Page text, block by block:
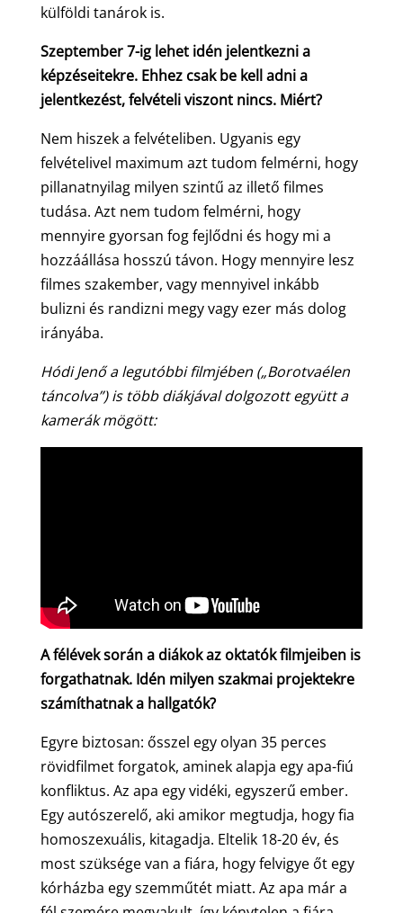
külföldi tanárok is.
Szeptember 7-ig lehet idén jelentkezni a
képzéseitekre. Ehhez csak be kell adni a
jelentkezést, felvételi viszont nincs. Miért?
Nem hiszek a felvételiben. Ugyanis egy
felvételivel maximum azt tudom felmérni, hogy
pillanatnyilag milyen szintű az illető filmes
tudása. Azt nem tudom felmérni, hogy
mennyire gyorsan fog fejlődni és hogy mi a
hozzáállása hosszú távon. Hogy mennyire lesz
filmes szakember, vagy mennyivel inkább
bulizni és randizni megy vagy ezer más dolog
irányába.
Hódi Jenő a legutóbbi filmjében („Borotvaélen
táncolva”) is több diákjával dolgozott együtt a
kamerák mögött:
A félévek során a diákok az oktatók filmjeiben is
forgathatnak. Idén milyen szakmai projektekre
számíthatnak a hallgatók?
Egyre biztosan: ősszel egy olyan 35 perces
rövidfilmet forgatok, aminek alapja egy apa-fiú
konfliktus. Az apa egy vidéki, egyszerű ember.
Egy autószerelő, aki amikor megtudja, hogy fia
homoszexuális, kitagadja. Eltelik 18-20 év, és
most szüksége van a fiára, hogy felvigye őt egy
kórházba egy szemműtét miatt. Az apa már a